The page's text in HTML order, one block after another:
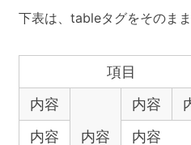
下表は、tableタグをそのま
項目
内容
内容
内容
内容
内容